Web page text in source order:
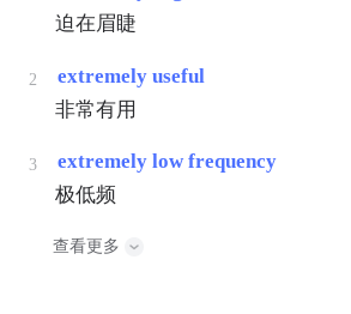
迫在眉睫
2
extremely useful
非常有用
3
extremely low frequency
极低频
查看更多